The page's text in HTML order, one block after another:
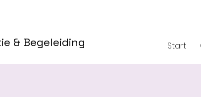
Start
& Begeleiding